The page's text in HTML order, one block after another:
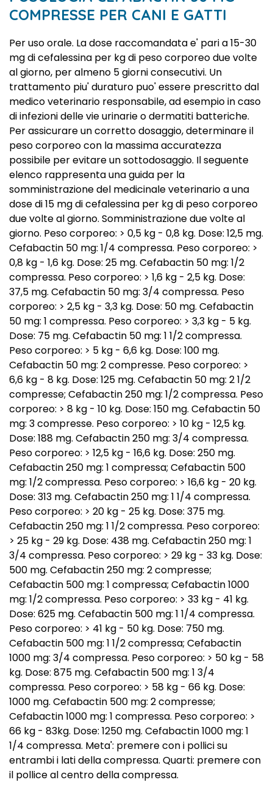
COMPRESSE PER CANI E GATTI
Per uso orale. La dose raccomandata e' pari a 15-30
mg di cefalessina per kg di peso corporeo due volte
al giorno, per almeno 5 giorni consecutivi. Un
trattamento piu' duraturo puo' essere prescritto dal
medico veterinario responsabile, ad esempio in caso
di infezioni delle vie urinarie o dermatiti batteriche.
Per assicurare un corretto dosaggio, determinare il
peso corporeo con la massima accuratezza
possibile per evitare un sottodosaggio. Il seguente
elenco rappresenta una guida per la
somministrazione del medicinale veterinario a una
dose di 15 mg di cefalessina per kg di peso corporeo
due volte al giorno. Somministrazione due volte al
giorno. Peso corporeo: > 0,5 kg - 0,8 kg. Dose: 12,5 mg.
Cefabactin 50 mg: 1/4 compressa. Peso corporeo: >
0,8 kg - 1,6 kg. Dose: 25 mg. Cefabactin 50 mg: 1/2
compressa. Peso corporeo: > 1,6 kg - 2,5 kg. Dose:
37,5 mg. Cefabactin 50 mg: 3/4 compressa. Peso
corporeo: > 2,5 kg - 3,3 kg. Dose: 50 mg. Cefabactin
50 mg: 1 compressa. Peso corporeo: > 3,3 kg - 5 kg.
Dose: 75 mg. Cefabactin 50 mg: 1 1/2 compressa.
Peso corporeo: > 5 kg - 6,6 kg. Dose: 100 mg.
Cefabactin 50 mg: 2 compresse. Peso corporeo: >
6,6 kg - 8 kg. Dose: 125 mg. Cefabactin 50 mg: 2 1/2
compresse; Cefabactin 250 mg: 1/2 compressa. Peso
corporeo: > 8 kg - 10 kg. Dose: 150 mg. Cefabactin 50
mg: 3 compresse. Peso corporeo: > 10 kg - 12,5 kg.
Dose: 188 mg. Cefabactin 250 mg: 3/4 compressa.
Peso corporeo: > 12,5 kg - 16,6 kg. Dose: 250 mg.
Cefabactin 250 mg: 1 compressa; Cefabactin 500
mg: 1/2 compressa. Peso corporeo: > 16,6 kg - 20 kg.
Dose: 313 mg. Cefabactin 250 mg: 1 1/4 compressa.
Peso corporeo: > 20 kg - 25 kg. Dose: 375 mg.
Cefabactin 250 mg: 1 1/2 compressa. Peso corporeo:
> 25 kg - 29 kg. Dose: 438 mg. Cefabactin 250 mg: 1
3/4 compressa. Peso corporeo: > 29 kg - 33 kg. Dose:
500 mg. Cefabactin 250 mg: 2 compresse;
Cefabactin 500 mg: 1 compressa; Cefabactin 1000
mg: 1/2 compressa. Peso corporeo: > 33 kg - 41 kg.
Dose: 625 mg. Cefabactin 500 mg: 1 1/4 compressa.
Peso corporeo: > 41 kg - 50 kg. Dose: 750 mg.
Cefabactin 500 mg: 1 1/2 compressa; Cefabactin
1000 mg: 3/4 compressa. Peso corporeo: > 50 kg - 58
kg. Dose: 875 mg. Cefabactin 500 mg: 1 3/4
compressa. Peso corporeo: > 58 kg - 66 kg. Dose:
1000 mg. Cefabactin 500 mg: 2 compresse;
Cefabactin 1000 mg: 1 compressa. Peso corporeo: >
66 kg - 83kg. Dose: 1250 mg. Cefabactin 1000 mg: 1
1/4 compressa. Meta': premere con i pollici su
entrambi i lati della compressa. Quarti: premere con
il pollice al centro della compressa.